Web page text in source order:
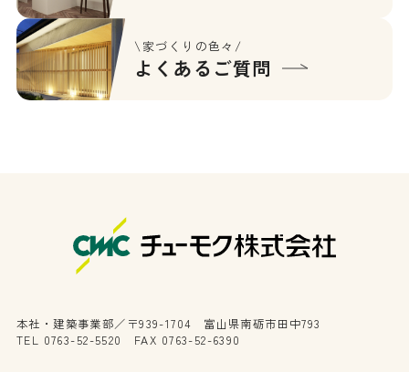
\家づくりの色々/
よくあるご質問
本社・建築事業部／〒939-1704 富山県南砺市田中793
TEL 0763-52-5520 FAX 0763-52-6390